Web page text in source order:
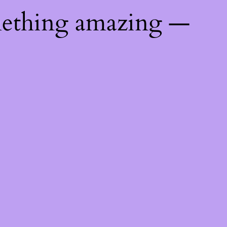
amazing —